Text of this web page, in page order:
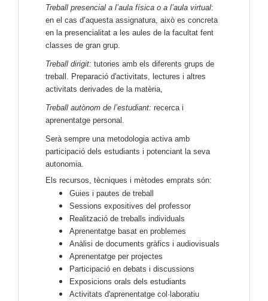
Treball presencial a l’aula física o a l’aula virtual:
en el cas d’aquesta assignatura, això es concreta
en la presencialitat a les aules de la facultat fent
classes de gran grup.
Treball dirigit: tutories amb els diferents grups de
treball. Preparació d'activitats, lectures i altres
activitats derivades de la matèria,
Treball autònom de l’estudiant: recerca i
aprenentatge personal.
Serà sempre una metodologia activa amb
participació dels estudiants i potenciant la seva
autonomia.
Els recursos, tècniques i mètodes emprats són:
Guies i pautes de treball
Sessions expositives del professor
Realització de treballs individuals
Aprenentatge basat en problemes
Anàlisi de documents gràfics i audiovisuals
Aprenentatge per projectes
Participació en debats i discussions
Exposicions orals dels estudiants
Activitats d'aprenentatge col·laboratiu